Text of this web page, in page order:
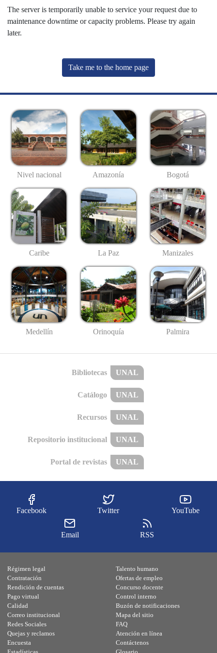
The server is temporarily unable to service your request due to
maintenance downtime or capacity problems. Please try again
later.
Take me to the home page
Nivel nacional Amazonía Bogotá
Caribe La Paz Manizales
Medellín Orinoquía Palmira
Bibliotecas UNAL
Catálogo UNAL
Recursos UNAL
Repositorio institucional UNAL
Portal de revistas UNAL
Facebook Twitter YouTube
Email RSS
Régimen legal
Contratación
Rendición de cuentas
Pago virtual
Calidad
Talento humano
Ofertas de empleo
Concurso docente
Control interno
Buzón de notificaciones
Correo institucional
Redes Sociales
Quejas y reclamos
Encuesta
Mapa del sitio
FAQ
Atención en línea
Contáctenos